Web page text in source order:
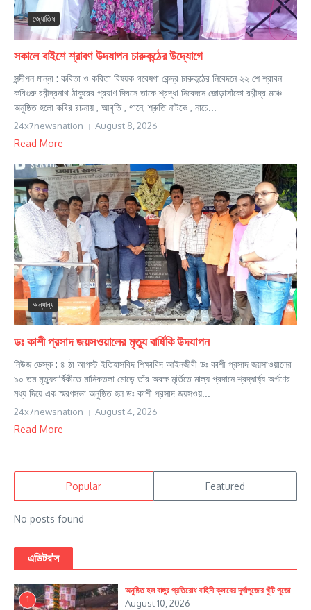
জ্যোতিষ
সকালে বাইশে শ্রাবণ উদযাপন চারুকন্ঠের উদ্যোগে
সন্দীপন মান্না : কবিতা ও কবিতা বিষয়ক গবেষণা কেন্দ্র চারুকন্ঠের নিবেদনে ২২ শে শ্রাবন
কবিগুরু রবীন্দ্রনাথ ঠাকুরের প্রয়াণ দিবসে তাকে শ্রদ্ধা নিবেদনে জোড়াসাঁকো রথীন্দ্র মঞ্চে
অনুষ্ঠিত হলো কবির রচনায় , আবৃতি , গানে, শ্রুতি নাটকে , নাচে...
24x7newsnation August 8, 2026
Read More
অন্যান্য
ডঃ কাশী প্রসাদ জয়সওয়ালের মৃত্যু বার্ষিকি উদযাপন
নিউজ ডেস্ক : ৪ ঠা আগস্ট ইতিহাসবিদ শিক্ষাবিদ আইনজীবী ডঃ কাশী প্রসাদ জয়সাওয়ালের
৯০ তম মৃত্যুবার্ষিকীতে মানিকতলা মোড়ে তাঁর অবক্ষ মূর্তিতে মাল্য প্রদানে শ্রদ্ধার্ঘ্য অর্পণের
মধ্য দিয়ে এক স্মরণসভা অনুষ্ঠিত হল ডঃ কাশী প্রসাদ জয়সওয়...
24x7newsnation August 4, 2026
Read More
Popular Featured
No posts found
এডিটর'স
1
অনুষ্ঠিত হল বাঙ্গুর প্রতিরোধ বাহিনী ক্লাবের দূর্গাপূজোর খুঁটি পূজো
August 10, 2026